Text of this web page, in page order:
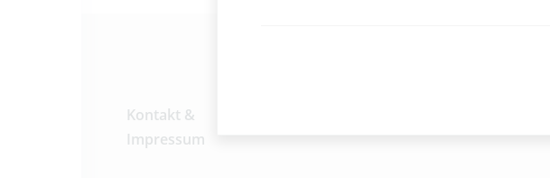
Kontakt &
Impressum